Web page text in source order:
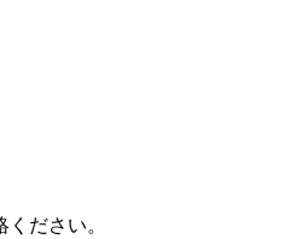
ださい。